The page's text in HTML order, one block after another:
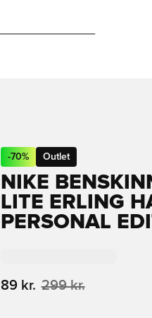
-70% Outlet
NIKE
LITE ERLING
PERSONAL
89 kr. 299 kr.